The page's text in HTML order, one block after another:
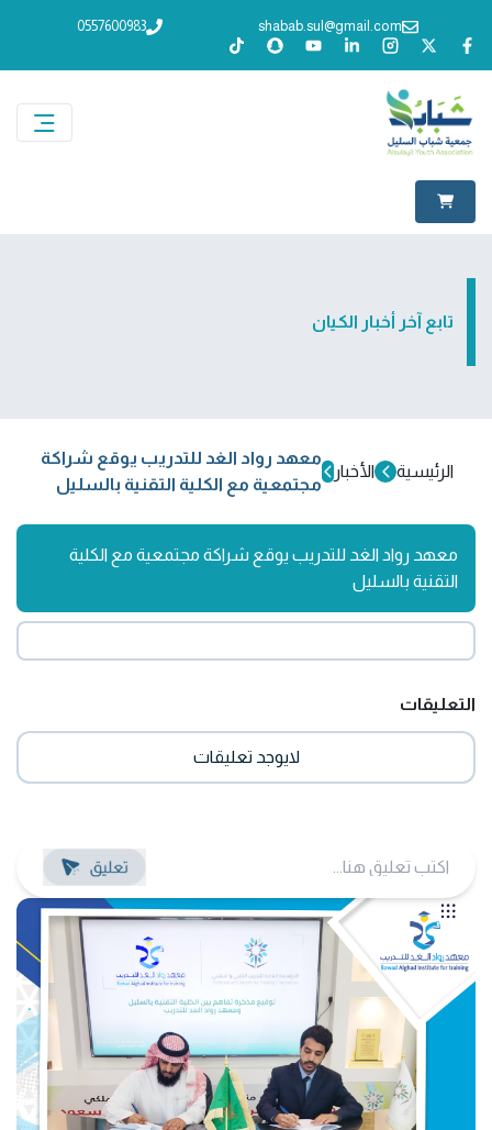
shabab.sul@gmail.com
0557600983
تابع آخر أخبار الكيان
الرئيسية الأخبار
معهد رواد الغد للتدريب يوقع شراكة
مجتمعية مع الكلية التقنية بالسليل
معهد رواد الغد للتدريب يوقع شراكة مجتمعية مع الكلية
التقنية بالسليل
التعليقات
لايوجد تعليقات